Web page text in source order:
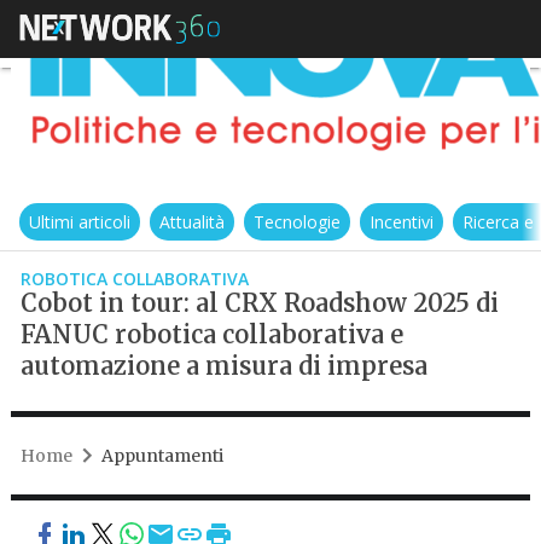
Ultimi articoli Attualità Tecnologie Incentivi Ricerca
ROBOTICA COLLABORATIVA
Cobot in tour: al CRX Roadshow 2025 di
FANUC robotica collaborativa e
automazione a misura di impresa
Home Appuntamenti